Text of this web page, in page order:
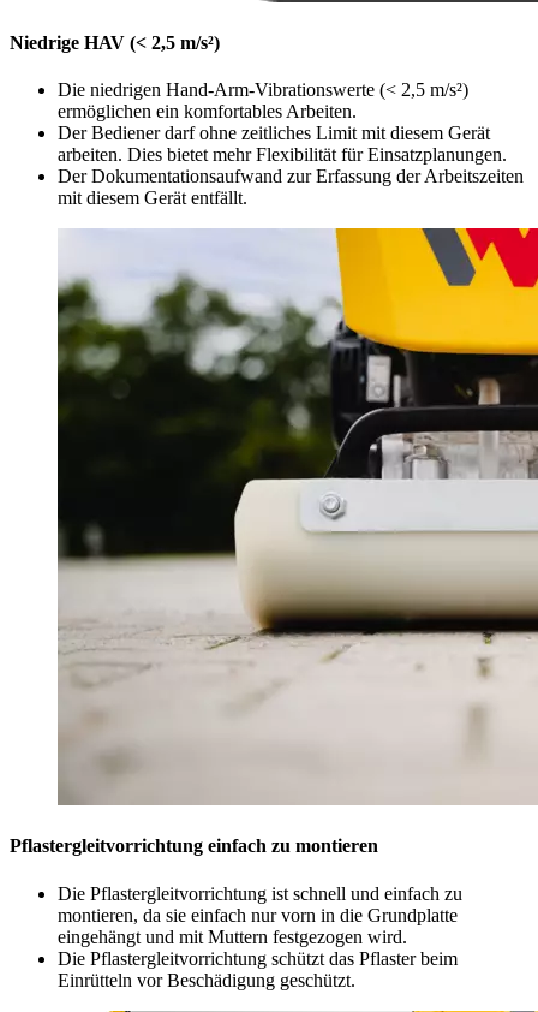
Niedrige HAV (< 2,5 m/s²)
Die niedrigen Hand-Arm-Vibrationswerte (< 2,5 m/s²)
ermöglichen ein komfortables Arbeiten.
Der Bediener darf ohne zeitliches Limit mit diesem Gerät
arbeiten. Dies bietet mehr Flexibilität für Einsatzplanungen.
Der Dokumentationsaufwand zur Erfassung der Arbeitszeiten
mit diesem Gerät entfällt.
Pflastergleitvorrichtung einfach zu montieren
Die Pflastergleitvorrichtung ist schnell und einfach zu
montieren, da sie einfach nur vorn in die Grundplatte
eingehängt und mit Muttern festgezogen wird.
Die Pflastergleitvorrichtung schützt das Pflaster beim
Einrütteln vor Beschädigung geschützt.